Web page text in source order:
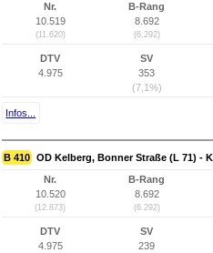
Nr.
10.519
(11.620)
B-Rang
8.692
(6.292)
DTV
4.975
SV
353
(7,1%)
Infos...
B 410 OD Kelberg, Bonner Straße (L 71) -
Nr.
10.520
(12.873)
B-Rang
8.692
(6.292)
DTV
4.975
SV
239